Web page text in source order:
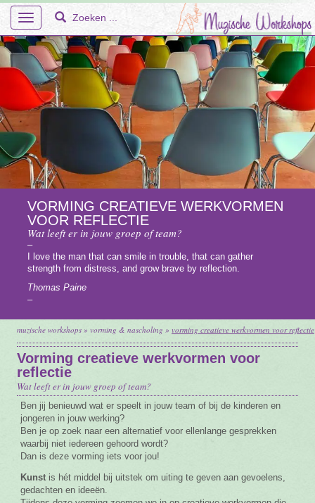
Toggle
navigation
Home
Over Ons
En Meer – Muzische Projecten
Doelgroepen
Faq
Vacature
Contact
VORMING CREATIEVE WERKVORMEN
VOOR REFLECTIE
Wat leeft er in jouw groep of team?
–
I love the man that can smile in trouble, that can gather
strength from distress, and grow brave by reflection.
Thomas Paine
–
muzische workshops » vorming & nascholing » vorming creatieve werkvormen voor reflectie
Vorming creatieve werkvormen voor
reflectie
Wat leeft er in jouw groep of team?
Ben jij benieuwd wat er speelt in jouw team of bij de kinderen en
jongeren in jouw werking?
Ben je op zoek naar een alternatief voor ellenlange gesprekken
waarbij niet iedereen gehoord wordt?
Dan is deze vorming iets voor jou!
Kunst is hét middel bij uitstek om uiting te geven aan gevoelens,
gedachten en ideeën.